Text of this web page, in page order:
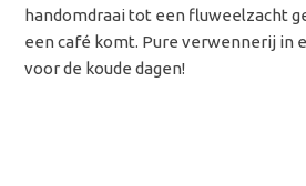
handomdraai tot een fluweelzacht
een café komt. Pure verwennerij in
voor de koude dagen!